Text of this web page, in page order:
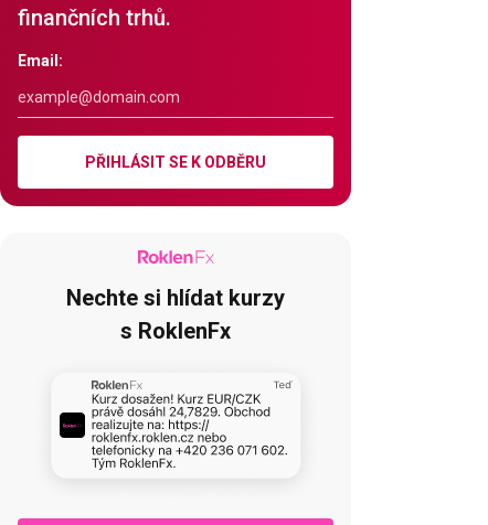
finančních trhů.
Email:
PŘIHLÁSIT SE K ODBĚRU
Nechte si hlídat kurzy
s RoklenFx